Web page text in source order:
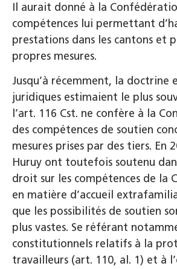
Il aurait donné à la
compétences lui permettant
prestations dans les cantons et
propres mesures.
Jusqu’à récemment, la doctrine
juridiques estimaient le plus
l’art. 116 Cst. ne confère à la
des compétences de soutien
mesures prises par des tiers. En
Huruy ont toutefois soutenu
droit sur les compétences de la
en matière d’accueil
que les possibilités de soutien
plus vastes. Se référant
constitutionnels relatifs à la
travailleurs (art. 110, al. 1) et à